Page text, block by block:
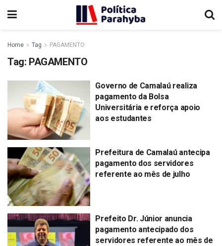
Home Tag PAGAMENTO
Tag: PAGAMENTO
Governo de Camalaú realiza
pagamento da Bolsa
Universitária e reforça apoio
aos estudantes
Prefeitura de Camalaú antecipa
pagamento dos servidores
referente ao mês de julho
Prefeito Dr. Júnior anuncia
pagamento antecipado dos
servidores referente ao mês de